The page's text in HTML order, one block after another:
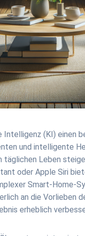
(KI) einen
und intelligente
Leben
oder Apple Siri
Smart-Home-
an die Vorlieben
erheblich